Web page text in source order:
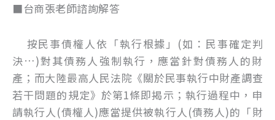
■台商張老師諮詢解答
按民事債權人依「執行根據」(如：民事確定判
決…)對其債務人強制執行，應當針對債務人的財
產；而大陸最高人民法院《關於民事執行中財產調查
若干問題的規定》於第1條即揭示；執行過程中，申
請執行人(債權人)應當提供被執行人(債務人)的「財